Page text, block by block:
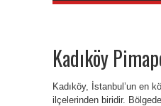
Kadıköy
Kadıköy, İstanbul’un en
ilçelerinden biridir.